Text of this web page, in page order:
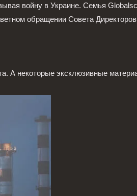
войну в Украине. Семья
обращении Совета
А некоторые эксклюзивные